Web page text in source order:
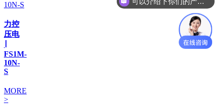
力控
压电
FS1M-
10N-
S
MORE
>
你们是怎么收费的呢